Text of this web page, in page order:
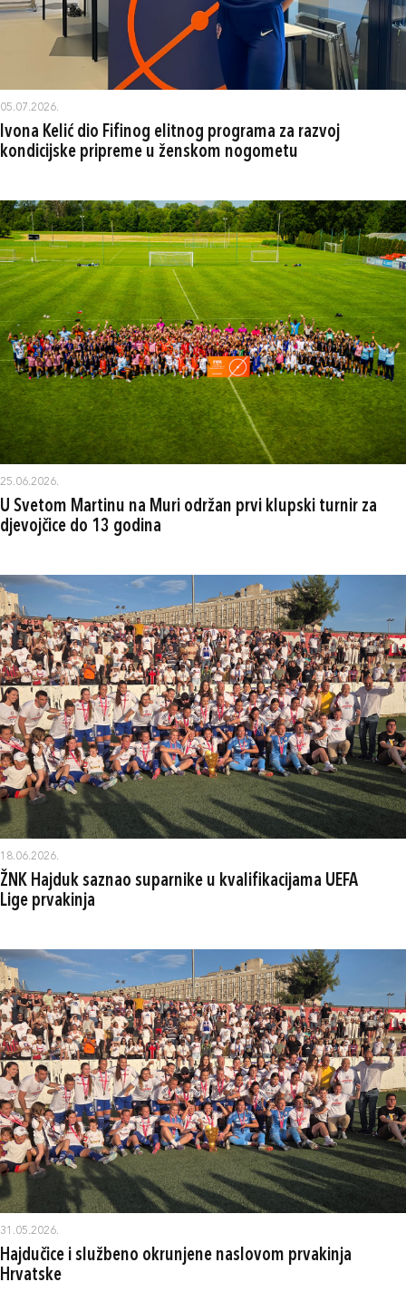
05.07.2026.
Ivona Kelić dio Fifinog elitnog programa za razvoj
kondicijske pripreme u ženskom nogometu
25.06.2026.
U Svetom Martinu na Muri održan prvi klupski turnir za
djevojčice do 13 godina
18.06.2026.
ŽNK Hajduk saznao suparnike u kvalifikacijama UEFA
Lige prvakinja
31.05.2026.
Hajdučice i službeno okrunjene naslovom prvakinja
Hrvatske